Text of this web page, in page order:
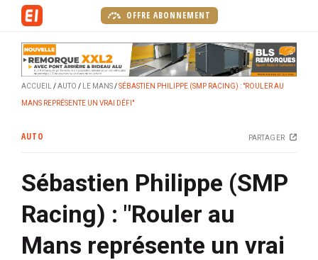
OFFRE ABONNEMENT
ACCUEIL AUTO LE MANS SÉBASTIEN PHILIPPE (SMP RACING) : "ROULER AU
MANS REPRÉSENTE UN VRAI DÉFI"
AUTO PARTAGER
Sébastien Philippe (SMP
Racing) : "Rouler au
Mans représente un vrai